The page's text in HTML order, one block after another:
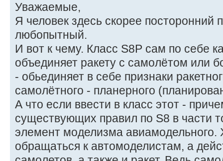
Уважаемые,
Я человек здесь скорее посторонний
любопытный.
И вот к чему. Класс S8P сам по себе
объединяет ракету с самолётом или
- обьединяет в себе признаки
самолётного - планерного
А что если ввести в класс этот -
существующих правил по S8 в части
элемент моделизма авиамодельного.
обращаться к автомоделистам, а